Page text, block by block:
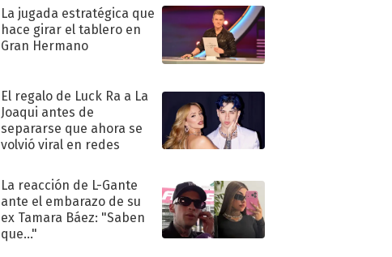
La jugada estratégica que
hace girar el tablero en
Gran Hermano
El regalo de Luck Ra a La
Joaqui antes de
separarse que ahora se
volvió viral en redes
La reacción de L-Gante
ante el embarazo de su
ex Tamara Báez: "Saben
que..."